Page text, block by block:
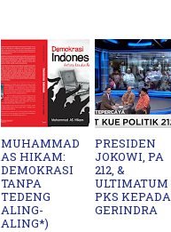
MUHAMMAD
AS HIKAM:
DEMOKRASI
TANPA
TEDENG
ALING-
ALING*)
PRESIDEN
JOKOWI, PA
212, &
ULTIMATUM
PKS KEPADA
GERINDRA